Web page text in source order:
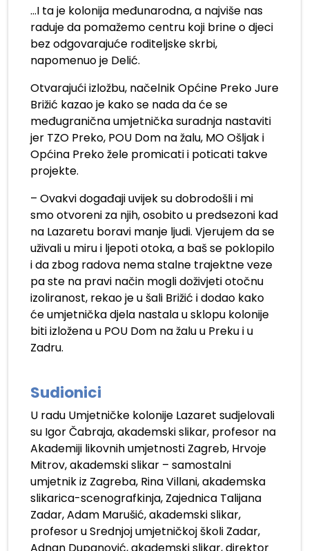
…I ta je kolonija međunarodna, a najviše nas
raduje da pomažemo centru koji brine o djeci
bez odgovarajuće roditeljske skrbi,
napomenuo je Delić.
Otvarajući izložbu, načelnik Općine Preko Jure
Brižić kazao je kako se nada da će se
međugranična umjetnička suradnja nastaviti
jer TZO Preko, POU Dom na žalu, MO Ošljak i
Općina Preko žele promicati i poticati takve
projekte.
– Ovakvi događaji uvijek su dobrodošli i mi
smo otvoreni za njih, osobito u predsezoni kad
na Lazaretu boravi manje ljudi. Vjerujem da se
uživali u miru i ljepoti otoka, a baš se poklopilo
i da zbog radova nema stalne trajektne veze
pa ste na pravi način mogli doživjeti otočnu
izoliranost, rekao je u šali Brižić i dodao kako
će umjetnička djela nastala u sklopu kolonije
biti izložena u POU Dom na žalu u Preku i u
Zadru.
Sudionici
U radu Umjetničke kolonije Lazaret sudjelovali
su Igor Čabraja, akademski slikar, profesor na
Akademiji likovnih umjetnosti Zagreb, Hrvoje
Mitrov, akademski slikar – samostalni
umjetnik iz Zagreba, Rina Villani, akademska
slikarica-scenografkinja, Zajednica Talijana
Zadar, Adam Marušić, akademski slikar,
profesor u Srednjoj umjetničkoj školi Zadar,